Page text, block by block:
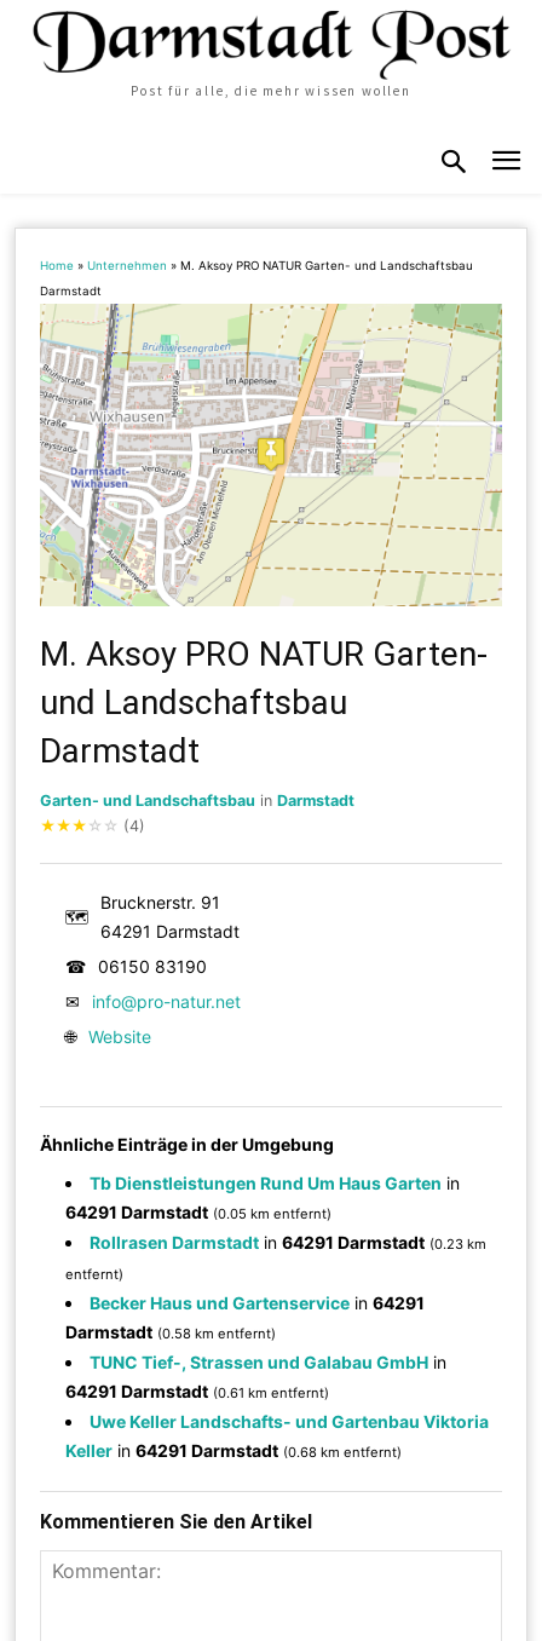
Post für alle, die mehr wissen wollen
Home »Unternehmen »M. Aksoy PRO NATUR Garten- und Landschaftsbau
Darmstadt
M. Aksoy PRO NATUR Garten-
und Landschaftsbau
Darmstadt
Garten- und Landschaftsbau inDarmstadt
★★★ ☆ ☆ (4)
🗺
Brucknerstr. 91
64291 Darmstadt
☎
06150 83190
✉
info@pro-natur.net
🌐 Website
Ähnliche Einträge in der Umgebung
Tb Dienstleistungen Rund Um Haus Garten in
64291 Darmstadt (0.05 km entfernt)
Rollrasen Darmstadt in64291 Darmstadt (0.23 km
entfernt)
Becker Haus und Gartenservice in64291
Darmstadt (0.58 km entfernt)
TUNC Tief-, Strassen und Galabau GmbH in
64291 Darmstadt (0.61 km entfernt)
Uwe Keller Landschafts- und Gartenbau Viktoria
Keller in64291 Darmstadt (0.68 km entfernt)
Kommentieren Sie den Artikel